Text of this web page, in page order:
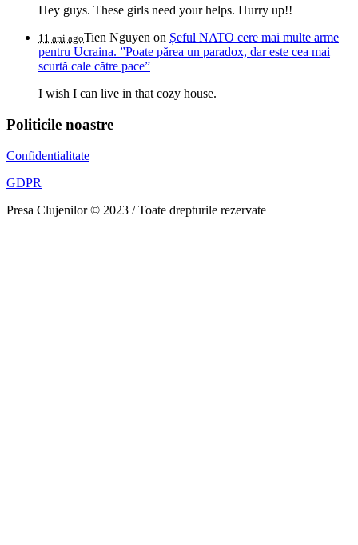
Hey guys. These girls need your helps. Hurry up!!
11 ani agoTien Nguyen on Șeful NATO cere mai multe arme
pentru Ucraina. ”Poate părea un paradox, dar este cea mai
scurtă cale către pace”
I wish I can live in that cozy house.
Politicile noastre
Confidentialitate
GDPR
Presa Clujenilor © 2023 / Toate drepturile rezervate